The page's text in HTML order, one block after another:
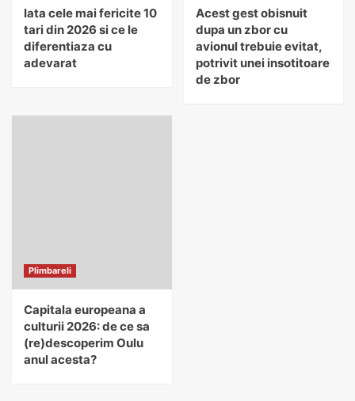
Iata cele mai fericite 10
tari din 2026 si ce le
diferentiaza cu
adevarat
Acest gest obisnuit
dupa un zbor cu
avionul trebuie evitat,
potrivit unei insotitoare
de zbor
Plimbareli
Capitala europeana a
culturii 2026: de ce sa
(re)descoperim Oulu
anul acesta?